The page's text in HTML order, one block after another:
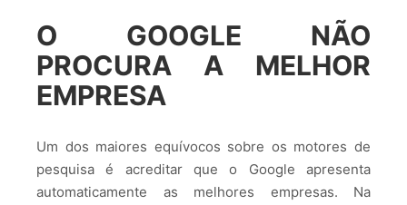
O GOOGLE NÃO
PROCURA A MELHOR
EMPRESA
Um dos maiores equívocos sobre os motores de
pesquisa é acreditar que o Google apresenta
automaticamente as melhores empresas. Na